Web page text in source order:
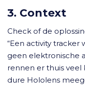
3. Context
Check of de
“Een activity
geen elektronische
rennen er thuis veel
dure Hololens